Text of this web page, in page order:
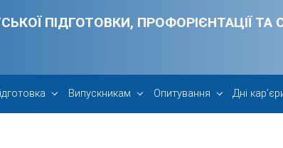
ПІДГОТОВКИ, ПРОФОРІЄНТАЦІЇ
Випускникам Опитування Дні